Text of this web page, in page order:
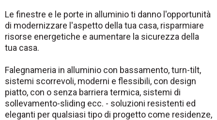
Le finestre e le porte in alluminio ti danno l'opportunità
di modernizzare l'aspetto della tua casa, risparmiare
risorse energetiche e aumentare la sicurezza della
tua casa.
Falegnameria in alluminio con bassamento, turn-tilt,
sistemi scorrevoli, moderni e flessibili, con design
piatto, con o senza barriera termica, sistemi di
sollevamento-sliding ecc. - soluzioni resistenti ed
eleganti per qualsiasi tipo di progetto come residenze,